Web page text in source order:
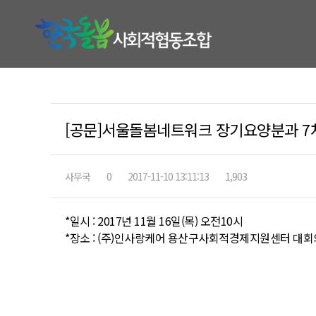
[공문]서울돌봄네트워크 장기요양분과 7
사무국 0 2017-11-10 13:11:13 1,903
*일시 : 2017년 11월 16일(목) 오전10시
*장소 : (주)인사랑케어 용산구사회적경제지원센터 대회